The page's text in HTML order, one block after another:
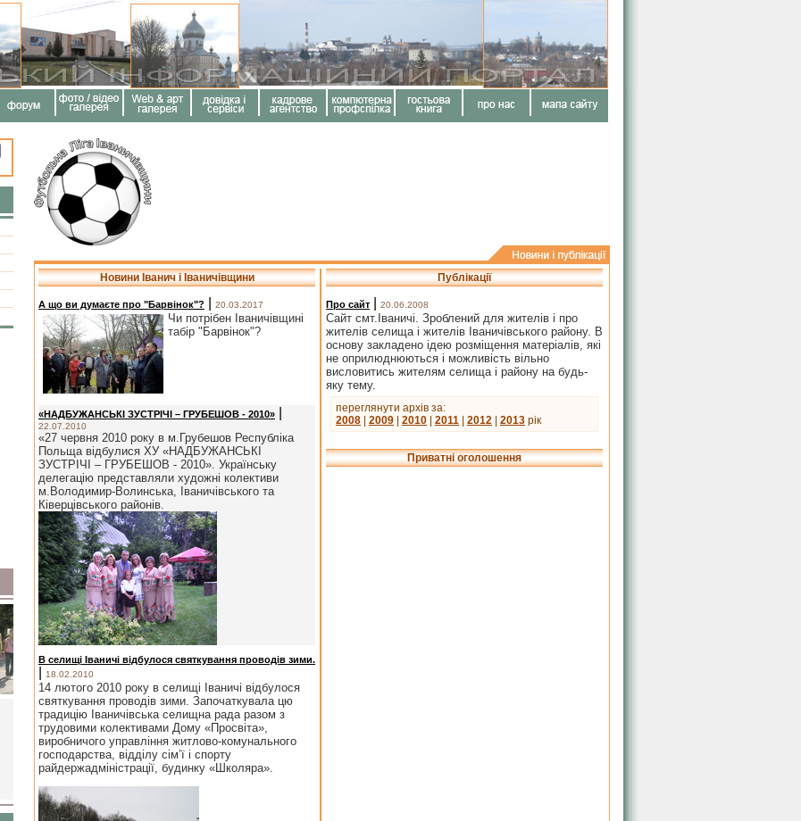
Новини Іванич і Іваничівщини
А що ви думаєте про "Барвінок"? 20.03.2017
Чи потрібен Іваничівщині
табір "Барвінок"?
«НАДБУЖАНСЬКІ ЗУСТРІЧІ – ГРУБЕШОВ - 2010»
22.07.2010
«27 червня 2010 року в м.Грубешов Республіка
Польща відбулися ХУ «НАДБУЖАНСЬКІ
ЗУСТРІЧІ – ГРУБЕШОВ - 2010». Українську
делегацію представляли художні колективи
м.Володимир-Волинська, Іваничівського та
Ківерцівського районів.
В селищі Іваничі відбулося святкування проводів зими.
18.02.2010
14 лютого 2010 року в селищі Іваничі відбулося
святкування проводів зими. Започаткувала цю
традицію Іваничівська селищна рада разом з
трудовими колективами Дому «Просвіта»,
виробничого управління житлово-комунального
господарства, відділу сім’ї і спорту
райдержадміністрації, будинку «Школяра».
Публікації
Про сайт 20.06.2008
Сайт смт.Іваничі. Зроблений для жителів і про
жителів селища і жителів Іваничівського району. В
основу закладено ідею розміщення матеріалів, які
не оприлюднюються і можливість вільно
висловитись жителям селища і району на будь-
яку тему.
переглянути архів за:
2008
2009 2010 2011 2012 2013 рік
Приватні оголошення